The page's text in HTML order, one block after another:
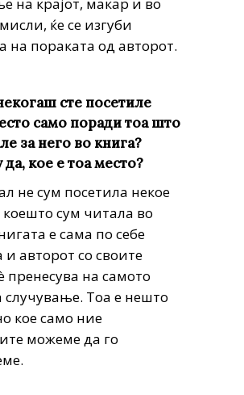
на крајот, макар и во
ќе се изгуби
на пораката од авторот.
сте посетиле
само поради тоа што
за него во книга?
кое е тоа место?
не сум посетила некое
коешто сум читала во
е сама по себе
авторот со своите
пренесува на самото
случување. Тоа е нешто
кое само ние
можеме да го